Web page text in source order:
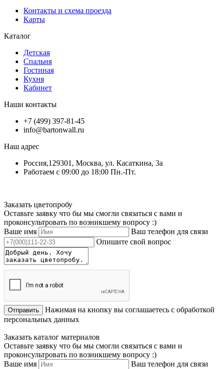
Контакты и схема проезда
Карты
Каталог
Детская
Спальня
Гостиная
Кухня
Кабинет
Наши контакты
+7 (499) 397-81-45
info@bartonwall.ru
Наш адрес
Россия,129301, Москва, ул. Касаткина, 3а
Работаем с 09:00 до 18:00 Пн.-Пт.
Заказать цветопробу
Оставьте заявку что бы мы смогли связаться с вами и
проконсультровать по возникшему вопросу :)
Ваше имя
Ваш телефон для связи
Опишите свой вопрос
Отправить
Нажимая на кнопку вы соглашаетесь с обработкой
персональных данных
Заказать каталог материалов
Оставьте заявку что бы мы смогли связаться с вами и
проконсультровать по возникшему вопросу :)
Ваше имя
Ваш телефон для связи